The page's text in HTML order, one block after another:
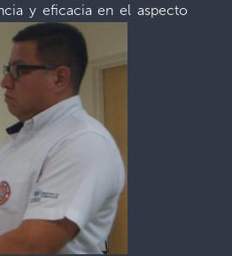
y eficacia en el aspecto